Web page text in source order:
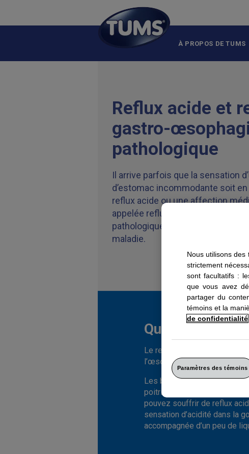
À PROPOS DE TUMS
Reflux acide et
gastro-
pathologique
Il arrive parfois que la sensation
d’estomac incommodante soit
reflux acide ou une affection
appelée reflux gastro-œsophagien
pathologique. Apprenez-en plus
maladie.
Qu’est-ce que
Le reflux acide est le terme
l’œsophage alors qu’il ne
Les brûlures d’estomac en
poitrine et causée par la
pouvez souffrir de reflux
sensation d’acidité dans la
accompagnée d’un peu de
Nous utilisons
strictement
sont facultatifs :
que vous avez
partager du
témoins et la
de confidentialité
Paramètres des témoins